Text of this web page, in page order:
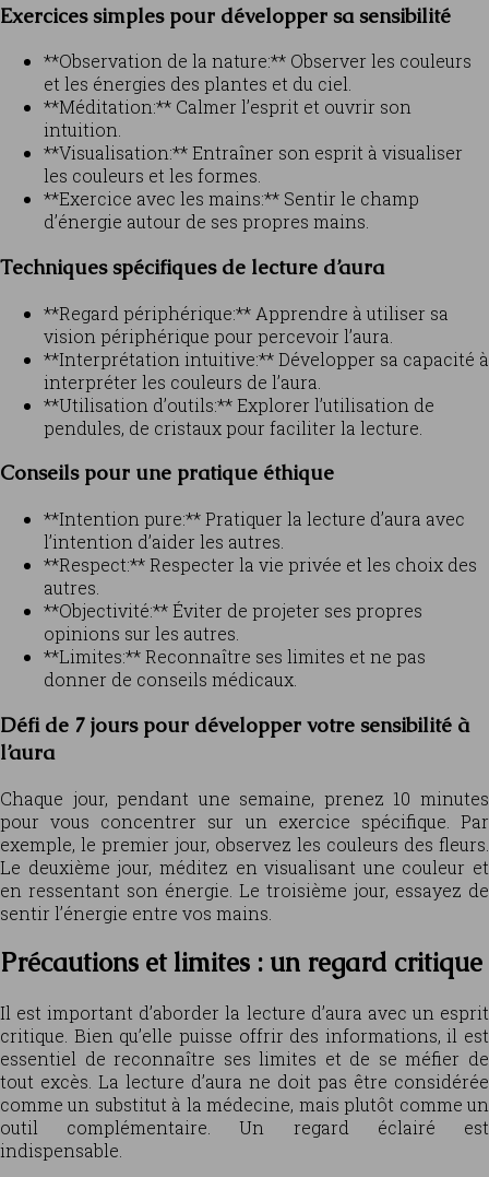
Exercices simples pour développer sa sensibilité
**Observation de la nature:** Observer les couleurs
et les énergies des plantes et du ciel.
**Méditation:** Calmer l’esprit et ouvrir son
intuition.
**Visualisation:** Entraîner son esprit à visualiser
les couleurs et les formes.
**Exercice avec les mains:** Sentir le champ
d’énergie autour de ses propres mains.
Techniques spécifiques de lecture d’aura
**Regard périphérique:** Apprendre à utiliser sa
vision périphérique pour percevoir l’aura.
**Interprétation intuitive:** Développer sa capacité à
interpréter les couleurs de l’aura.
**Utilisation d’outils:** Explorer l’utilisation de
pendules, de cristaux pour faciliter la lecture.
Conseils pour une pratique éthique
**Intention pure:** Pratiquer la lecture d’aura avec
l’intention d’aider les autres.
**Respect:** Respecter la vie privée et les choix des
autres.
**Objectivité:** Éviter de projeter ses propres
opinions sur les autres.
**Limites:** Reconnaître ses limites et ne pas
donner de conseils médicaux.
Défi de 7 jours pour développer votre sensibilité à
l’aura
Chaque jour, pendant une semaine, prenez 10 minutes
pour vous concentrer sur un exercice spécifique. Par
exemple, le premier jour, observez les couleurs des fleurs.
Le deuxième jour, méditez en visualisant une couleur et
en ressentant son énergie. Le troisième jour, essayez de
sentir l’énergie entre vos mains.
Précautions et limites : un regard critique
Il est important d’aborder la lecture d’aura avec un esprit
critique. Bien qu’elle puisse offrir des informations, il est
essentiel de reconnaître ses limites et de se méfier de
tout excès. La lecture d’aura ne doit pas être considérée
comme un substitut à la médecine, mais plutôt comme un
outil complémentaire. Un regard éclairé est
indispensable.